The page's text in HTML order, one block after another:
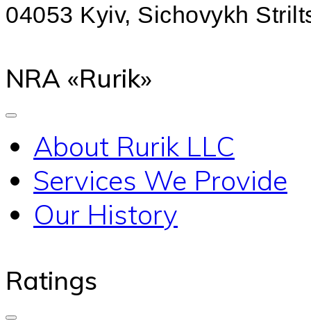
04053 Kyiv, Sichovykh
NRA «Rurik»
About Rurik LLC
Services We Provide
Our History
Ratings